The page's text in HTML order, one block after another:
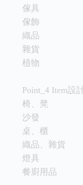
傢具
傢飾
織品
雜貨
植物
Point_4 Item設
椅、凳
沙發
桌、櫃
織品、雜貨
燈具
餐廚用品